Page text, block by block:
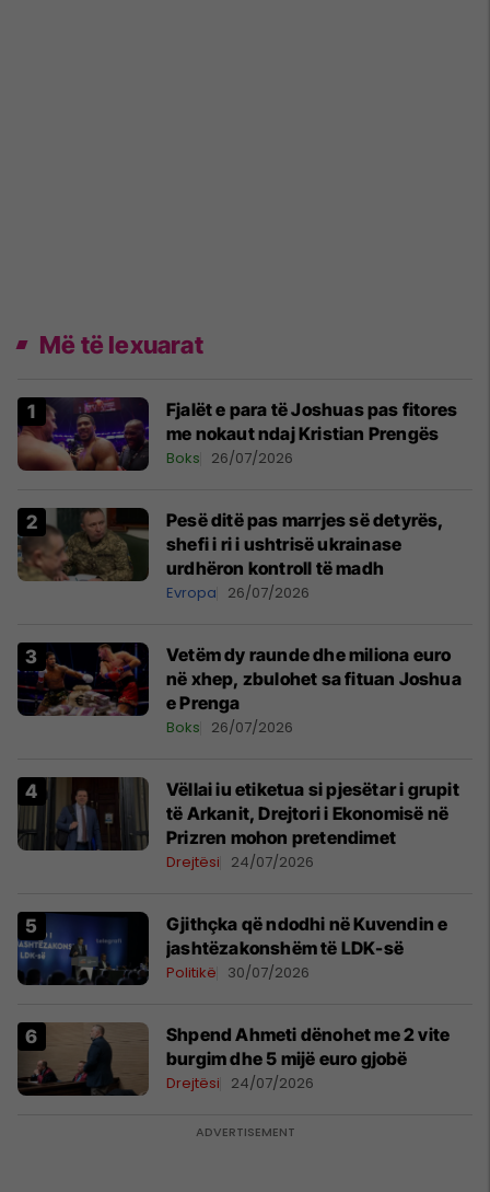
Më të lexuarat
Fjalët e para të Joshuas pas fitores
me nokaut ndaj Kristian Prengës
Boks 26/07/2026
Pesë ditë pas marrjes së detyrës,
shefi i ri i ushtrisë ukrainase
urdhëron kontroll të madh
Evropa 26/07/2026
Vetëm dy raunde dhe miliona euro
në xhep, zbulohet sa fituan Joshua
e Prenga
Boks 26/07/2026
Vëllai iu etiketua si pjesëtar i grupit
të Arkanit, Drejtori i Ekonomisë në
Prizren mohon pretendimet
Drejtësi 24/07/2026
Gjithçka që ndodhi në Kuvendin e
jashtëzakonshëm të LDK-së
Politikë 30/07/2026
Shpend Ahmeti dënohet me 2 vite
burgim dhe 5 mijë euro gjobë
Drejtësi 24/07/2026